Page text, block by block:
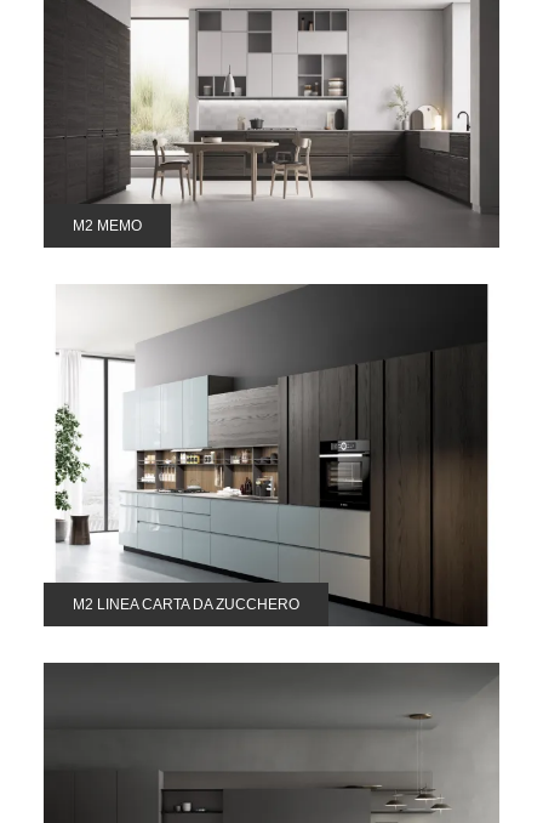
M2 MEMO
M2 LINEA CARTA DA ZUCCHERO